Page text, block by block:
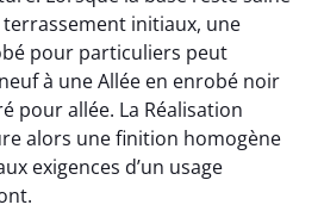
initiaux, une
pour particuliers peut
à une Allée en enrobé noir
pour allée. La Réalisation
alors une finition homogène
exigences d’un usage